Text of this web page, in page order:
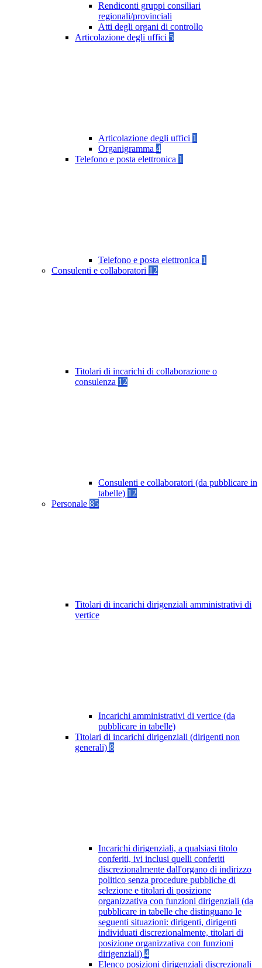
Rendiconti gruppi consiliari
regionali/provinciali
Atti degli organi di controllo
Articolazione degli uffici 5
Articolazione degli uffici 1
Organigramma 4
Telefono e posta elettronica 1
Telefono e posta elettronica 1
Consulenti e collaboratori 12
Titolari di incarichi di collaborazione o
consulenza 12
Consulenti e collaboratori (da pubblicare in
tabelle) 12
Personale 85
Titolari di incarichi dirigenziali amministrativi di
vertice
Incarichi amministrativi di vertice (da
pubblicare in tabelle)
Titolari di incarichi dirigenziali (dirigenti non
generali) 8
Incarichi dirigenziali, a qualsiasi titolo
conferiti, ivi inclusi quelli conferiti
discrezionalmente dall'organo di indirizzo
politico senza procedure pubbliche di
selezione e titolari di posizione
organizzativa con funzioni dirigenziali (da
pubblicare in tabelle che distinguano le
seguenti situazioni: dirigenti, dirigenti
individuati discrezionalmente, titolari di
posizione organizzativa con funzioni
dirigenziali) 4
Elenco posizioni dirigenziali discrezionali